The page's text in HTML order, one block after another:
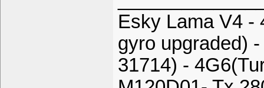
Esky Lama V4 -
gyro upgraded)
31714) -